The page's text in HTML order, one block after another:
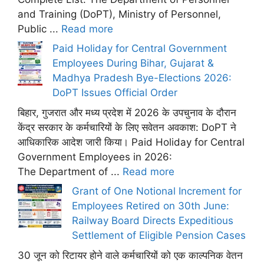
and Training (DoPT), Ministry of Personnel,
Public ... Read more
Paid Holiday for Central Government
Employees During Bihar, Gujarat &
Madhya Pradesh Bye-Elections 2026:
DoPT Issues Official Order
बिहार, गुजरात और मध्य प्रदेश में 2026 के उपचुनाव के दौरान
केंद्र सरकार के कर्मचारियों के लिए सवेतन अवकाश: DoPT ने
आधिकारिक आदेश जारी किया। Paid Holiday for Central
Government Employees in 2026:
The Department of ... Read more
Grant of One Notional Increment for
Employees Retired on 30th June:
Railway Board Directs Expeditious
Settlement of Eligible Pension Cases
30 जून को रिटायर होने वाले कर्मचारियों को एक काल्पनिक वेतन